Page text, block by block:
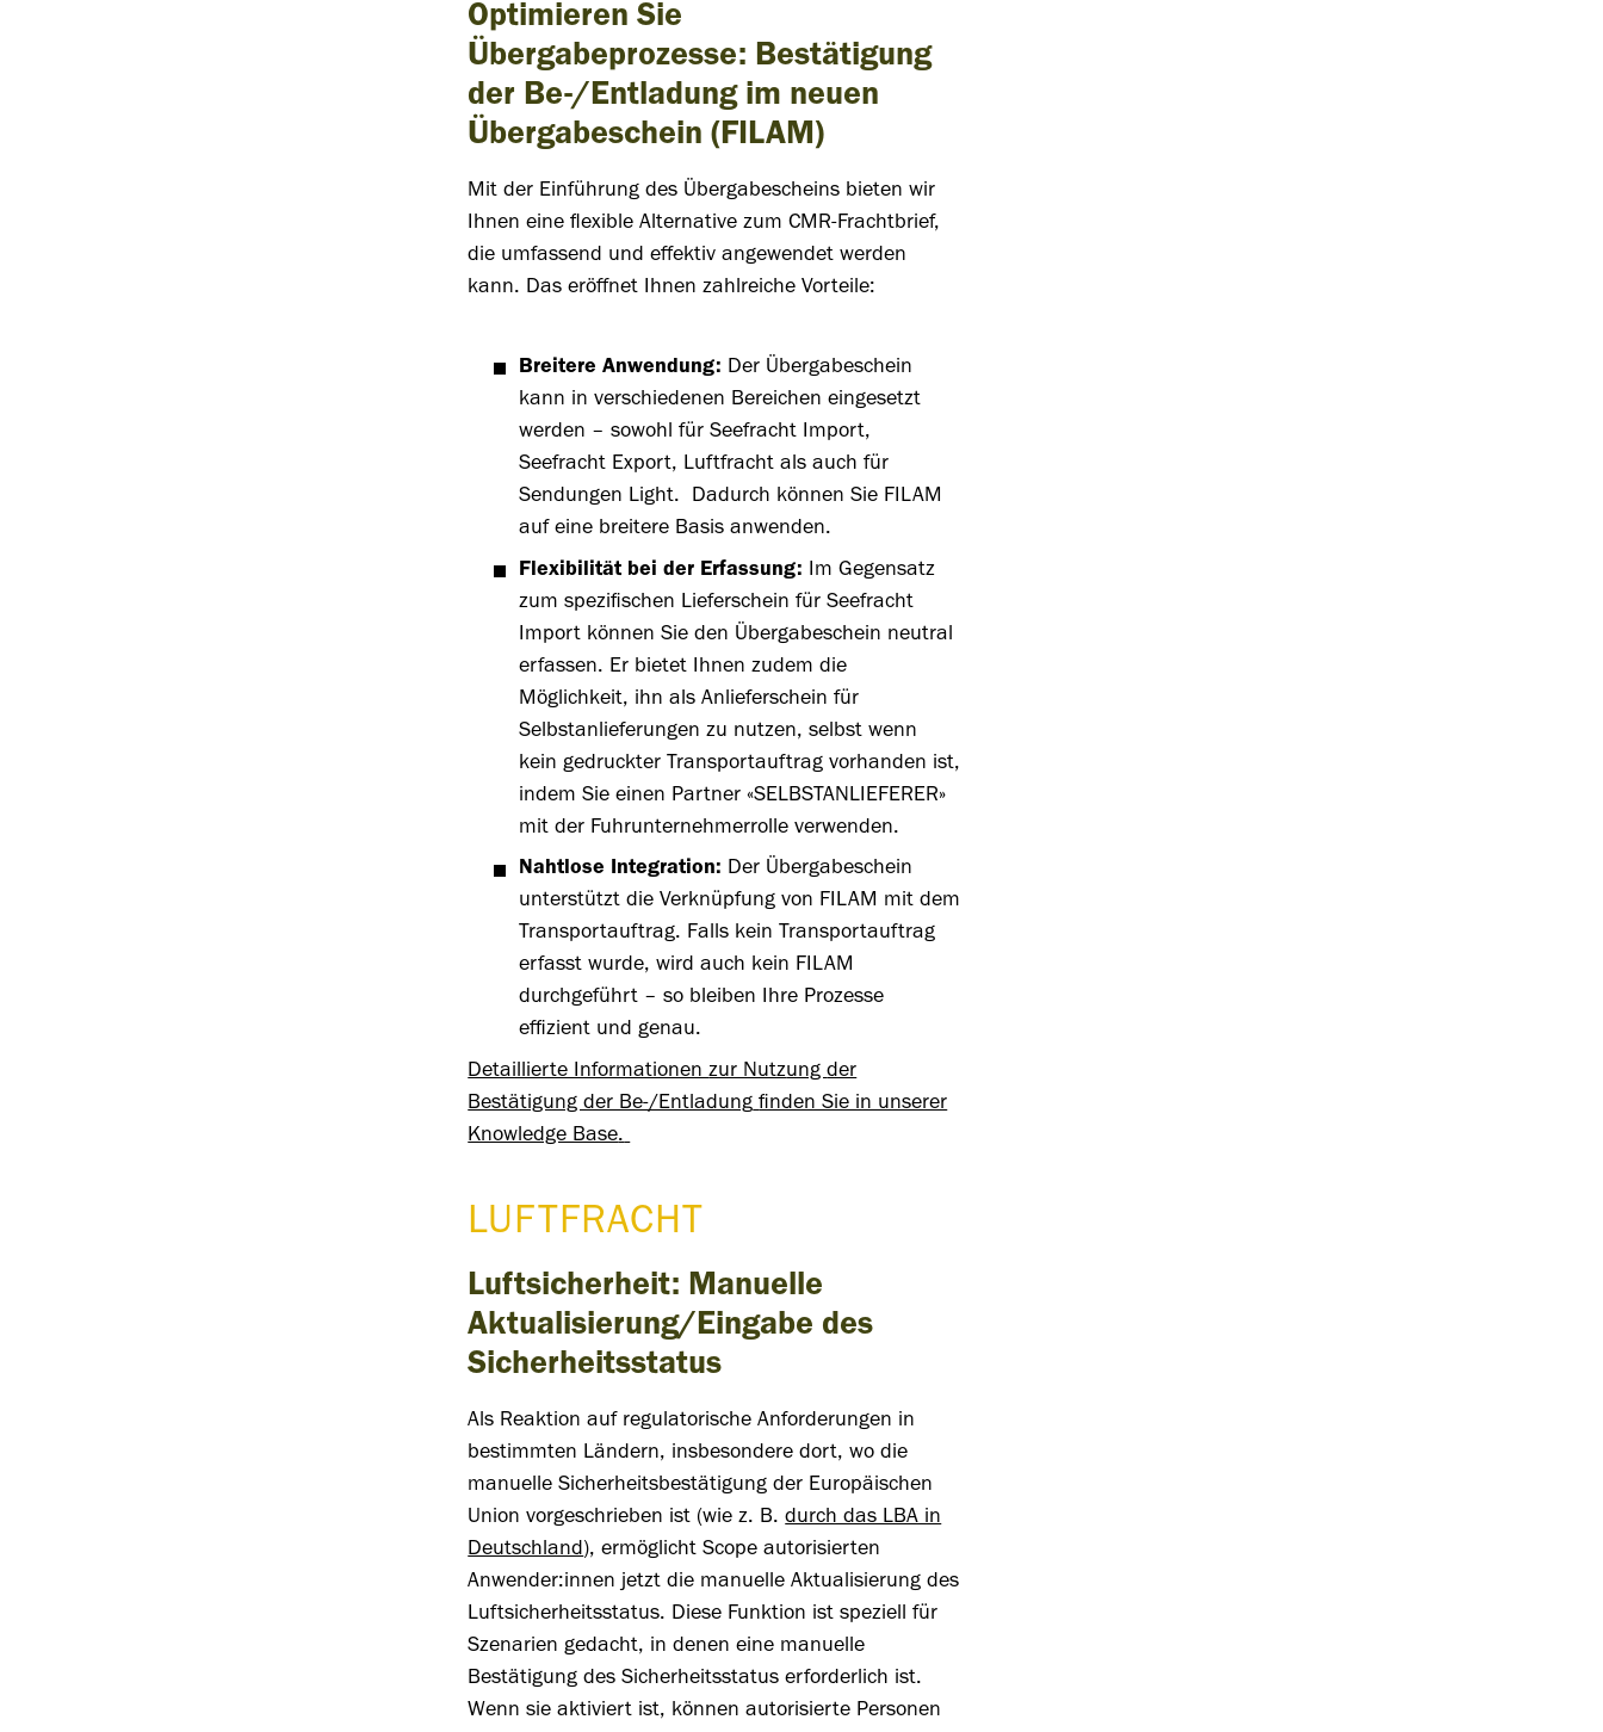
Optimieren Sie
Übergabeprozesse: Bestätigung
der Be-/Entladung im neuen
Übergabeschein(FILAM)
Mit der Einführung des Übergabescheins bieten wir
Ihnen eine flexible Alternative zum CMR-Frachtbrief,
die umfassend und effektivangewendet werden
kann. Das eröffnet Ihnen zahlreiche Vorteile:
Breitere Anwendung: Der Übergabeschein
kann in verschiedenen Bereichen eingesetzt
werden – sowohl für Seefracht Import,
Seefracht Export, Luftfracht als auch für
Sendungen Light. Dadurch können Sie FILAM
auf eine breitere Basis anwenden.
Flexibilität bei der Erfassung: Im Gegensatz
zum spezifischen Lieferschein für Seefracht
Import können Sie den Übergabeschein neutral
erfassen. Er bietet Ihnen zudem die
Möglichkeit, ihn als Anlieferschein für
Selbstanlieferungen zu nutzen, selbst wenn
kein gedruckter Transportauftrag vorhanden ist,
indem Sie einen Partner «SELBSTANLIEFERER»
mit der Fuhrunternehmerrolle verwenden.
Nahtlose Integration: Der Übergabeschein
unterstützt die Verknüpfung von FILAM mit dem
Transportauftrag. Falls kein Transportauftrag
erfasst wurde, wird auch kein FILAM
durchgeführt – so bleiben Ihre Prozesse
effizient und genau.
Detaillierte Informationenzur Nutzungder
Bestätigung der Be-/Entladung finden Sie in unserer
Knowledge Base.
LUFTFRACHT
Luftsicherheit: Manuelle
Aktualisierung/Eingabe des
Sicherheitsstatus
Als Reaktion auf regulatorische Anforderungen in
bestimmten Ländern, insbesondere dort, wo die
manuelle Sicherheitsbestätigung der Europäischen
Union vorgeschrieben ist (wie z. B.durch das LBA in
Deutschland), ermöglicht Scope autorisierten
Anwender:innen jetzt die manuelle Aktualisierung des
Luftsicherheitsstatus. Diese Funktion ist speziell für
Szenarien gedacht, in denen eine manuelle
Bestätigung desSicherheitsstatus erforderlich ist.
Wenn sie aktiviert ist, können autorisierte Personen